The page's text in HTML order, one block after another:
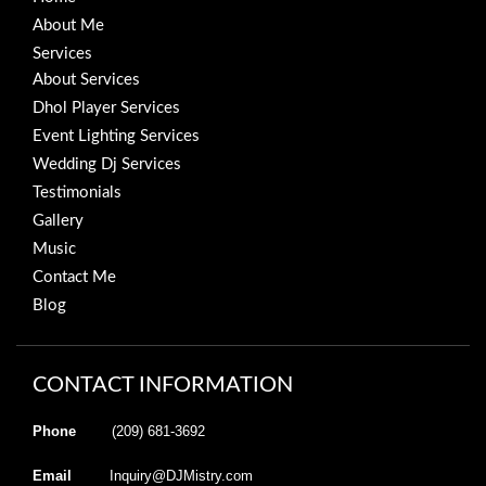
About Me
Services
About Services
Dhol Player Services
Event Lighting Services
Wedding Dj Services
Testimonials
Gallery
Music
Contact Me
Blog
CONTACT INFORMATION
Phone (209) 681-3692
Email Inquiry@DJMistry.com